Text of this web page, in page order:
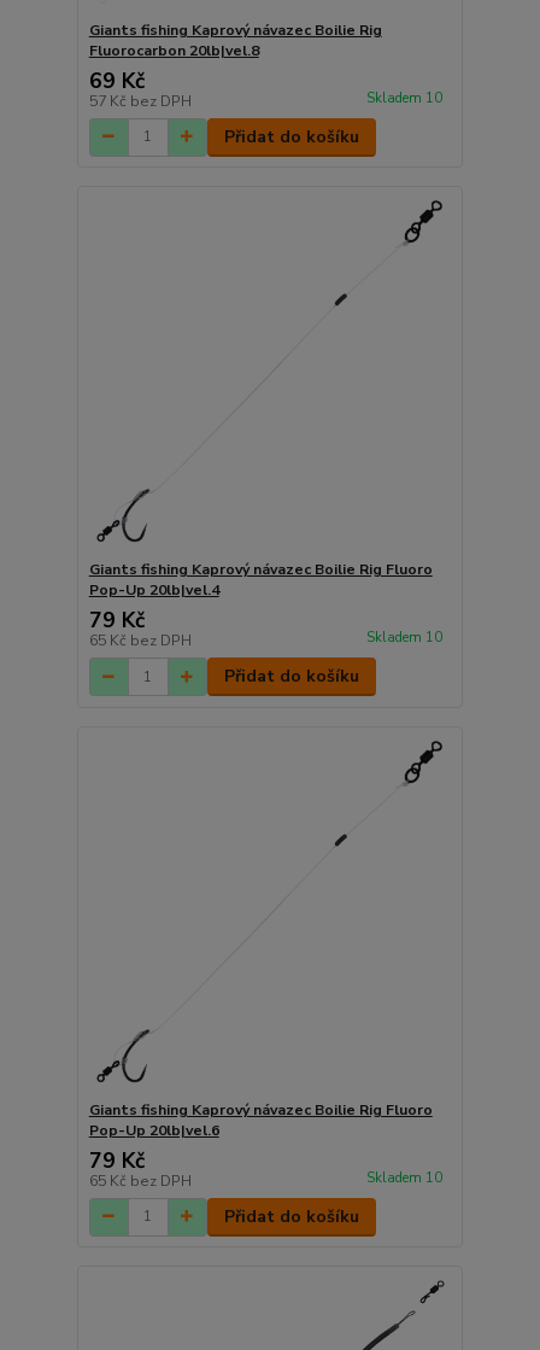
Giants fishing Kaprový návazec Boilie Rig
Fluorocarbon 20lb|vel.8
69 Kč
57 Kč bez DPH Skladem 10
Přidat do košíku
Giants fishing Kaprový návazec Boilie Rig Fluoro
Pop-Up 20lb|vel.4
79 Kč
65 Kč bez DPH Skladem 10
Přidat do košíku
Giants fishing Kaprový návazec Boilie Rig Fluoro
Pop-Up 20lb|vel.6
79 Kč
65 Kč bez DPH Skladem 10
Přidat do košíku